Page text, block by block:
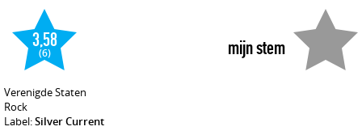
mijn stem
3,58
(6)
Verenigde Staten
Rock
Label:Silver Current